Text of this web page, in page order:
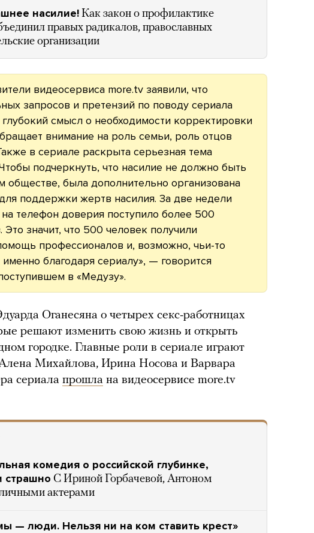
насилие! Как закон о профилактике
правых радикалов, православных
организации
видеосервиса more.tv заявили, что
запросов и претензий по поводу сериала
глубокий смысл о необходимости корректировки
внимание на роль семьи, роль отцов
в сериале раскрыта серьезная тема
подчеркнуть, что насилие не должно быть
обществе, была дополнительно организована
поддержки жертв насилия. За две недели
телефон доверия поступило более 500
значит, что 500 человек получили
профессионалов и, возможно, чьи-то
благодаря сериалу», — говорится
в «Медузу».
Оганесяна о четырех секс-работницах
решают изменить свою жизнь и открыть
городке. Главные роли в сериале играют
Михайлова, Ирина Носова и Варвара
сериала прошла на видеосервисе more.tv
комедия о российской глубинке,
страшно С Ириной Горбачевой, Антоном
актерами
— люди. Нельзя ни на ком ставить крест»